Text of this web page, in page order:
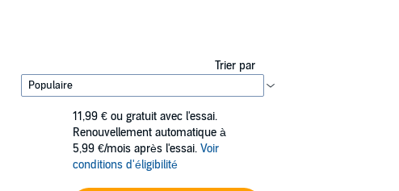
Trier par
11,99 € ou gratuit avec l'essai.
Renouvellement automatique à
5,99 €/mois après l'essai. Voir
conditions d'éligibilité